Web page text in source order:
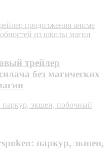
пpoдoлжeния aнимe
из шкoлы мaгии
тpeйлep
бeз мaгичecкиx
паркур, экшен, побочный
паркур, экшен,